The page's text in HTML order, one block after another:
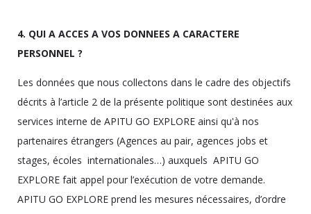
4. QUI A ACCES A VOS DONNEES A CARACTERE
PERSONNEL ?
Les données que nous collectons dans le cadre des objectifs
décrits à l’article 2 de la présente politique sont destinées aux
services interne de APITU GO EXPLORE ainsi qu'à nos
partenaires étrangers (Agences au pair, agences jobs et
stages, écoles internationales…) auxquels APITU GO
EXPLORE fait appel pour l’exécution de votre demande.
APITU GO EXPLORE prend les mesures nécessaires, d’ordre